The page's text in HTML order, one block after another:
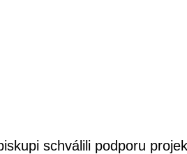
schválili podporu